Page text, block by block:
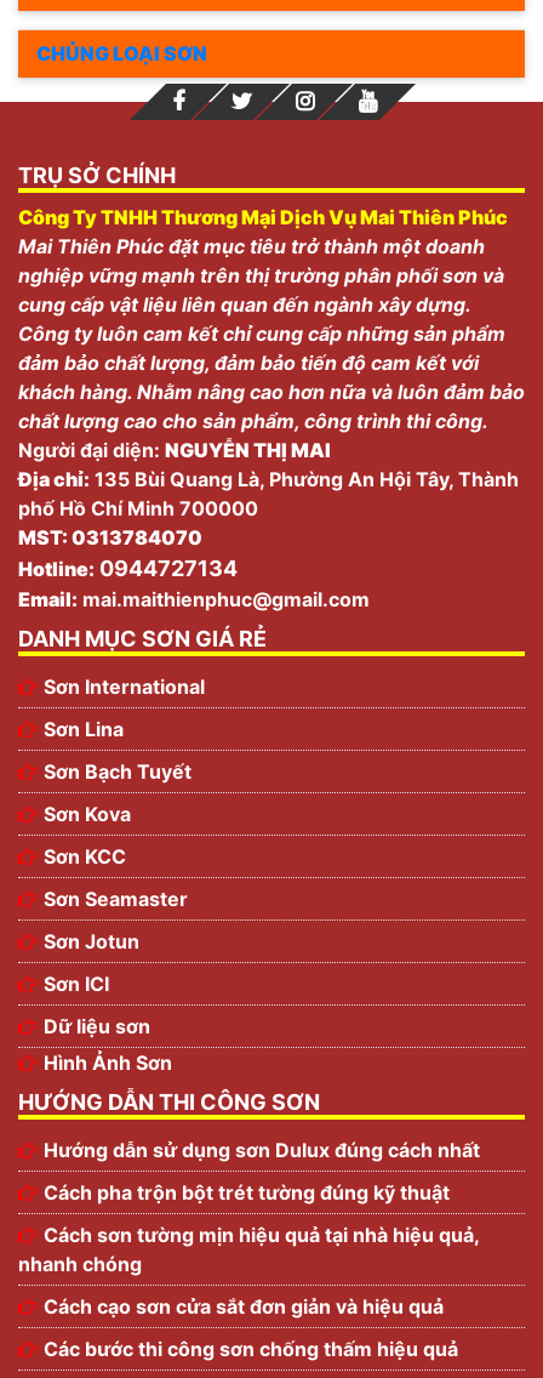
CHỦNG LOẠI SƠN
TRỤ SỞ CHÍNH
Công Ty TNHH Thương Mại Dịch Vụ Mai Thiên Phúc
Mai Thiên Phúc đặt mục tiêu trở thành một doanh
nghiệp vững mạnh trên thị trường phân phối sơn và
cung cấp vật liệu liên quan đến ngành xây dựng.
Công ty luôn cam kết chỉ cung cấp những sản phẩm
đảm bảo chất lượng, đảm bảo tiến độ cam kết với
khách hàng. Nhằm nâng cao hơn nữa và luôn đảm bảo
chất lượng cao cho sản phẩm, công trình thi công.
Người đại diện: NGUYỄN THỊ MAI
Địa chỉ: 135 Bùi Quang Là, Phường An Hội Tây, Thành
phố Hồ Chí Minh 700000
MST: 0313784070
Hotline: 0944727134
Email: mai.maithienphuc@gmail.com
DANH MỤC SƠN GIÁ RẺ
Sơn International
Sơn Lina
Sơn Bạch Tuyết
Sơn Kova
Sơn KCC
Sơn Seamaster
Sơn Jotun
Sơn ICI
Dữ liệu sơn
Hình Ảnh Sơn
HƯỚNG DẪN THI CÔNG SƠN
Hướng dẫn sử dụng sơn Dulux đúng cách nhất
Cách pha trộn bột trét tường đúng kỹ thuật
Cách sơn tường mịn hiệu quả tại nhà hiệu quả,
nhanh chóng
Cách cạo sơn cửa sắt đơn giản và hiệu quả
Các bước thi công sơn chống thấm hiệu quả